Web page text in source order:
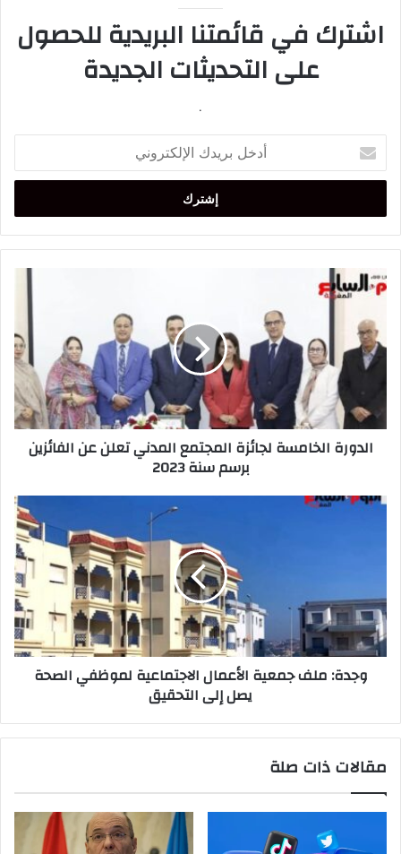
اشترك في قائمتنا البريدية للحصول
على التحديثات الجديدة
.
بريدك
الإلكتروني
الدورة
الخامسة
المجتمع
المدني
تعلن
الفائزين
برسم
سنةالدورة الخامسة لجائزة المجتمع المدني تعلن عن الفائزين
برسم سنة 2023
وجدة:
لموظفي
الصحة
يصل
إلى
التحقيقوجدة: ملف جمعية الأعمال الاجتماعية لموظفي الصحة
يصل إلى التحقيق
مقالات ذات صلة